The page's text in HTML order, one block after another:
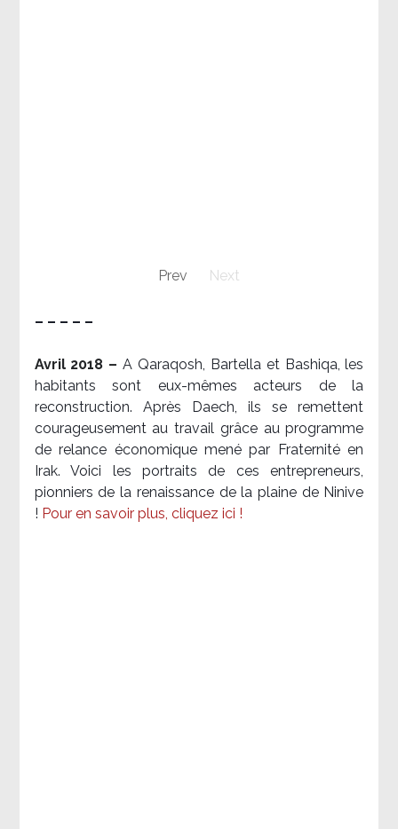
Prev Next
– – – – –
Avril 2018 –A Qaraqosh, Bartella et Bashiqa, les
habitants sont eux-mêmes acteurs de la
reconstruction. Après Daech, ils se remettent
courageusement au travail grâce au programme
de relance économique mené par Fraternité en
Irak. Voici les portraits de ces entrepreneurs,
pionniers de la renaissance de la plaine de Ninive
! Pour en savoir plus, cliquez ici !